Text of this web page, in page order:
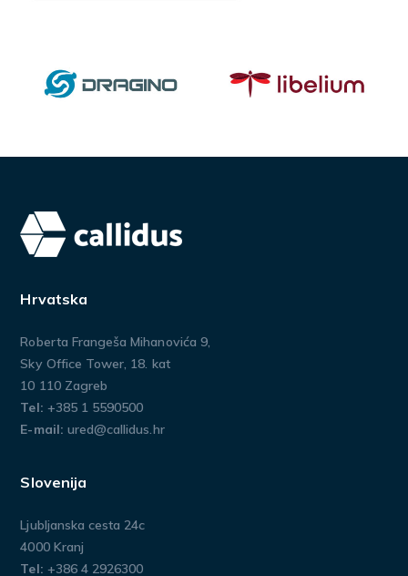
Hrvatska
Roberta Frangeša Mihanovića 9,
Sky Office Tower, 18. kat
10 110 Zagreb
Tel: +385 1 5590500
E-mail: ured@callidus.hr
Slovenija
Ljubljanska cesta 24c
4000 Kranj
Tel: +386 4 2926300